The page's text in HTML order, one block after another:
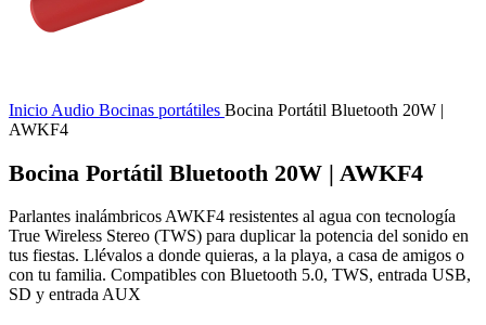
Inicio Audio Bocinas portátiles Bocina Portátil Bluetooth 20W |
AWKF4
Bocina Portátil Bluetooth 20W | AWKF4
Parlantes inalámbricos AWKF4 resistentes al agua con tecnología
True Wireless Stereo (TWS) para duplicar la potencia del sonido en
tus fiestas. Llévalos a donde quieras, a la playa, a casa de amigos o
con tu familia. Compatibles con Bluetooth 5.0, TWS, entrada USB,
SD y entrada AUX